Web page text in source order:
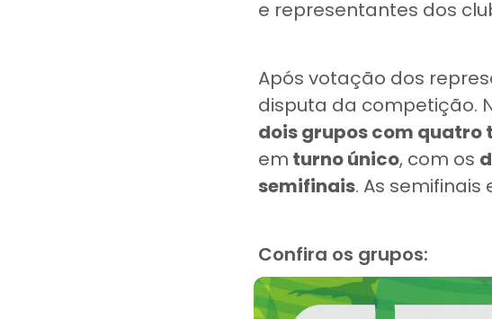
e representantes dos
Após votação dos
disputa da competição.
dois grupos com quatro
em turno único, com os
semifinais. As
Confira os grupos: